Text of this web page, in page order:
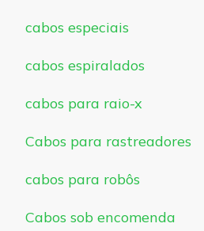
cabos especiais
cabos espiralados
cabos para raio-x
Cabos para rastreadores
cabos para robôs
Cabos sob encomenda